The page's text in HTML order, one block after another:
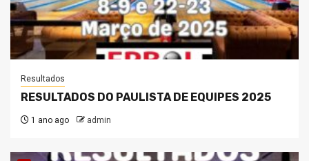
Resultados
RESULTADOS DO PAULISTA DE EQUIPES 2025
1 ano ago admin